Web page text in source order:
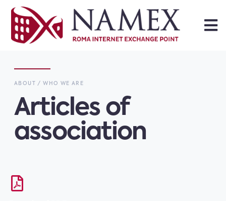
ABOUT / WHO WE ARE
Articles of
association